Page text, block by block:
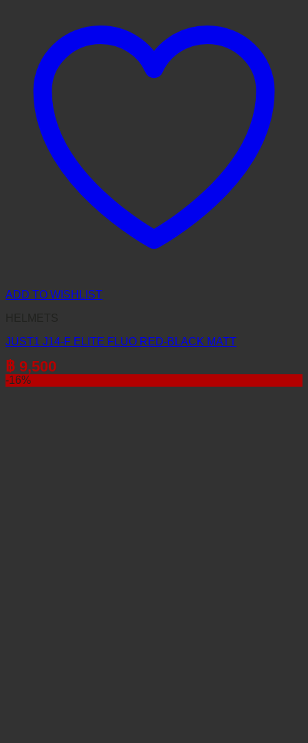
ADD TO WISHLIST
JUST1 J14-F ELITE FLUO RED-BLACK MATT
฿ 9,500
-16%